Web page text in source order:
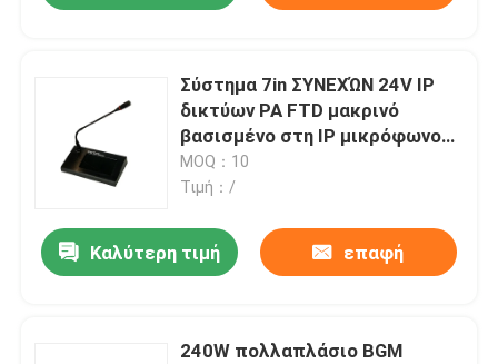
Σύστημα 7in ΣΥΝΕΧΏΝ 24V IP
δικτύων PA FTD μακρινό
βασισμένο στη IP μικρόφωνο
οθόνης αφής LCD
MOQ：10
Τιμή：/
Καλύτερη τιμή επαφή
240W πολλαπλάσιο BGM